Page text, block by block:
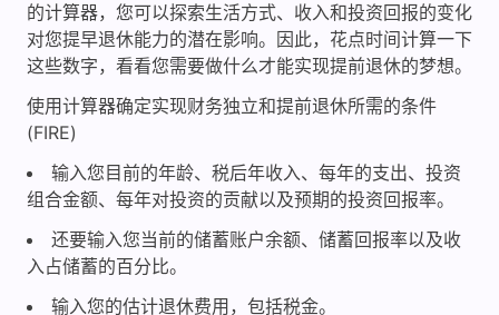
的计算器，您可以探索生活方式、收入和投资回报的变化
对您提早退休能力的潜在影响。因此，花点时间计算一下
这些数字，看看您需要做什么才能实现提前退休的梦想。
使用计算器确定实现财务独立和提前退休所需的条件
(FIRE)
输入您目前的年龄、税后年收入、每年的支出、投资
组合金额、每年对投资的贡献以及预期的投资回报率。
还要输入您当前的储蓄账户余额、储蓄回报率以及收
入占储蓄的百分比。
输入您的估计退休费用，包括税金。